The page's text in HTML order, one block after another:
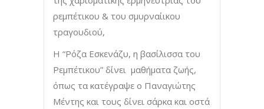
ρεμπέτικου & του σμυρναίικου
τραγουδιού,
Η “Ρόζα Εσκενάζυ, η βασίλισσα του
Ρεμπέτικου” δίνει μαθήματα ζωής,
όπως τα κατέγραψε ο Παναγιώτης
Μέντης και τους δίνει σάρκα και οστά